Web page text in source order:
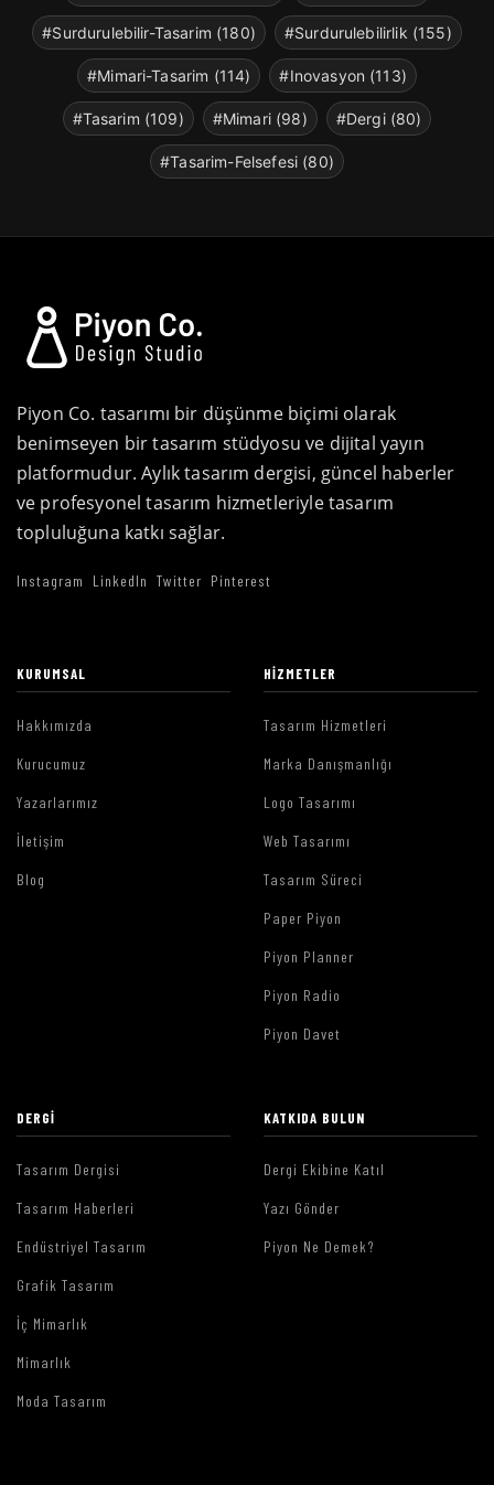
#Surdurulebilir-Tasarim (180) #Surdurulebilirlik (155)
#Mimari-Tasarim (114) #Inovasyon (113)
#Tasarim (109) #Mimari (98) #Dergi (80)
#Tasarim-Felsefesi (80)
Piyon Co. tasarımı bir düşünme biçimi olarak
benimseyen bir tasarım stüdyosu ve dijital yayın
platformudur. Aylık tasarım dergisi, güncel haberler
ve profesyonel tasarım hizmetleriyle tasarım
topluluğuna katkı sağlar.
Instagram LinkedIn Twitter Pinterest
KURUMSAL
Hakkımızda
Kurucumuz
Yazarlarımız
İletişim
Blog
HIZMETLER
Tasarım Hizmetleri
Marka Danışmanlığı
Logo Tasarımı
Web Tasarımı
Tasarım Süreci
Paper Piyon
Piyon Planner
Piyon Radio
Piyon Davet
DERGI
Tasarım Dergisi
Tasarım Haberleri
Endüstriyel Tasarım
Grafik Tasarım
İç Mimarlık
Mimarlık
Moda Tasarım
KATKIDA BULUN
Dergi Ekibine Katıl
Yazı Gönder
Piyon Ne Demek?